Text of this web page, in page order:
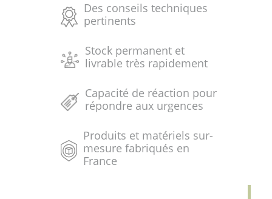
Des conseils techniques
pertinents
Stock permanent et
livrable très rapidement
Capacité de réaction pour
répondre aux urgences
Produits et matériels sur-
mesure fabriqués en
France